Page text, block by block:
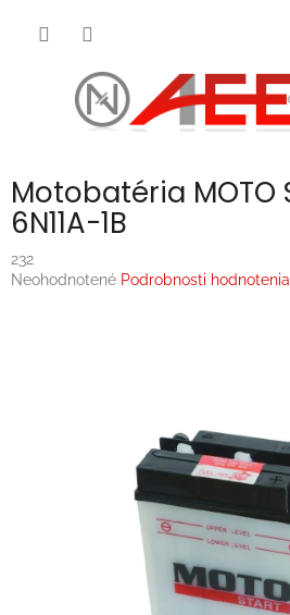
Motobatéria MOTO
6N11A-1B
232
Priemerné
Neohodnotené Podrobnosti hodnotenia